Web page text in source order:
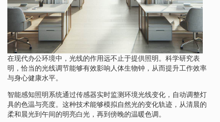
在现代办公环境中，光线的作用远不止于提供照明。科学研究表
明，恰当的光线调节能够有效影响人体生物钟，从而提升工作效率
与身心健康水平。
智能感知照明系统通过传感器实时监测环境光线变化，自动调整灯
具的色温与亮度。这种技术能够模拟自然光的变化轨迹，从清晨的
柔和晨光到午间的明亮白光，再到傍晚的温暖色调。